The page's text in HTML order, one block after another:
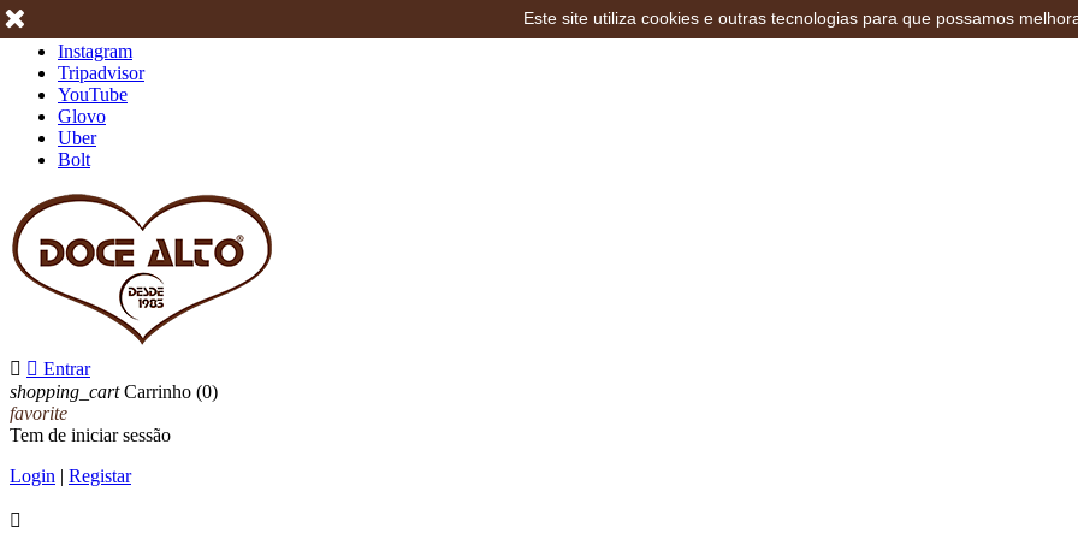
Instagram
Tripadvisor
YouTube
Glovo
Uber
Bolt
  Entrar
shopping_cart Carrinho (0)
favorite
Tem de iniciar sessão
Login | Registar

Este site utiliza cookies e outras tecnologias para que possamos